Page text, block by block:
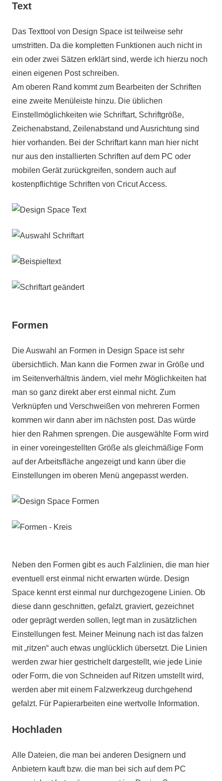
Text
Das Texttool von Design Space ist teilweise sehr
umstritten. Da die kompletten Funktionen auch nicht in
ein oder zwei Sätzen erklärt sind, werde ich hierzu noch
einen eigenen Post schreiben.
Am oberen Rand kommt zum Bearbeiten der Schriften
eine zweite Menüleiste hinzu. Die üblichen
Einstellmöglichkeiten wie Schriftart, Schriftgröße,
Zeichenabstand, Zeilenabstand und Ausrichtung sind
hier vorhanden. Bei der Schriftart kann man hier nicht
nur aus den installierten Schriften auf dem PC oder
mobilen Gerät zurückgreifen, sondern auch auf
kostenpflichtige Schriften von Cricut Access.
Formen
Die Auswahl an Formen in Design Space ist sehr
übersichtlich. Man kann die Formen zwar in Größe und
im Seitenverhältnis ändern, viel mehr Möglichkeiten hat
man so ganz direkt aber erst einmal nicht. Zum
Verknüpfen und Verschweißen von mehreren Formen
kommen wir dann aber im nächsten post. Das würde
hier den Rahmen sprengen. Die ausgewählte Form wird
in einer voreingestellten Größe als gleichmäßige Form
auf der Arbeitsfläche angezeigt und kann über die
Einstellungen im oberen Menü angepasst werden.
Neben den Formen gibt es auch Falzlinien, die man hier
eventuell erst einmal nicht erwarten würde. Design
Space kennt erst einmal nur durchgezogene Linien. Ob
diese dann geschnitten, gefalzt, graviert, gezeichnet
oder geprägt werden sollen, legt man in zusätzlichen
Einstellungen fest. Meiner Meinung nach ist das falzen
mit „ritzen“ auch etwas unglücklich übersetzt. Die Linien
werden zwar hier gestrichelt dargestellt, wie jede Linie
oder Form, die von Schneiden auf Ritzen umstellt wird,
werden aber mit einem Falzwerkzeug durchgehend
gefalzt. Für Papierarbeiten eine wertvolle Information.
Hochladen
Alle Dateien, die man bei anderen Designern und
Anbietern kauft bzw. die man bei sich auf dem PC